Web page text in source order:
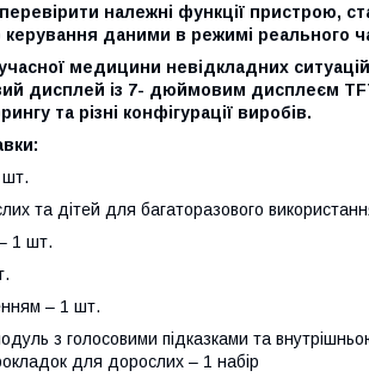
належні функції пристрою,
даними в режимі реального
медицини невідкладних
дисплей із 7- дюймовим дисплеєм
та різні конфігурації виробів.
шт.
та дітей для багаторазового
1 шт.
– 1 шт.
з голосовими підказками та
для дорослих – 1 набір